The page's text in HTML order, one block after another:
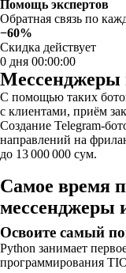
Помощь экспертов
Обратная связь по
−60%
Скидка действует
0 дня 00:00:00
Мессенджеры
С помощью таких
с клиентами, приём
Создание Telegram-
направлений на
до 13 000 000 сум.
Самое время
мессенджеры
Освоите самый
Python занимает
программирования